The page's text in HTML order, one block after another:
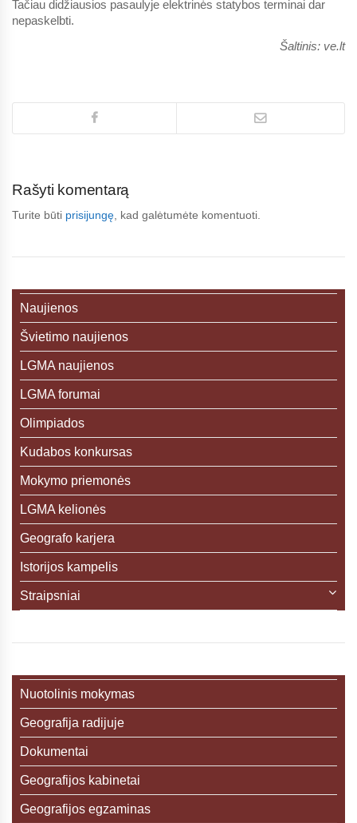
Tačiau didžiausios pasaulyje elektrinės statybos terminai dar
nepaskelbti.
Šaltinis: ve.lt
Rašyti komentarą
Turite būti prisijungę, kad galėtumėte komentuoti.
Naujienos
Švietimo naujienos
LGMA naujienos
LGMA forumai
Olimpiados
Kudabos konkursas
Mokymo priemonės
LGMA kelionės
Geografo karjera
Istorijos kampelis
Straipsniai
Nuotolinis mokymas
Geografija radijuje
Dokumentai
Geografijos kabinetai
Geografijos egzaminas